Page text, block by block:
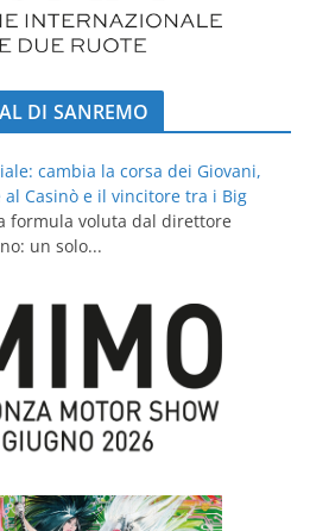
DI SANREMO
cambia la corsa dei Giovani,
Casinò e il vincitore tra i Big
formula voluta dal direttore
un solo...